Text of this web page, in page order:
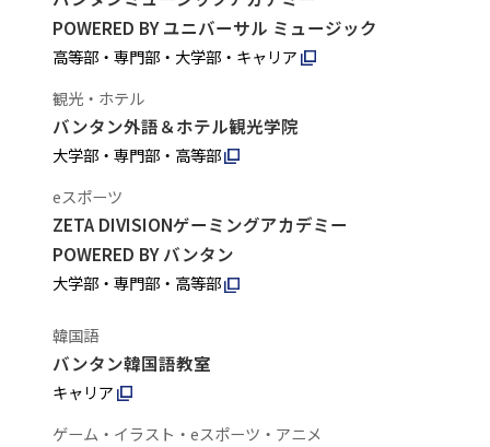
POWERED BY ユニバーサル ミュージック
高等部・専門部・大学部・キャリア
観光・ホテル
バンタン外語＆ホテル観光学院
大学部・専門部・高等部
eスポーツ
ZETA DIVISIONゲーミングアカデミー
POWERED BY バンタン
大学部・専門部・高等部
韓国語
バンタン韓国語教室
キャリア
ゲーム・イラスト・eスポーツ・アニメ